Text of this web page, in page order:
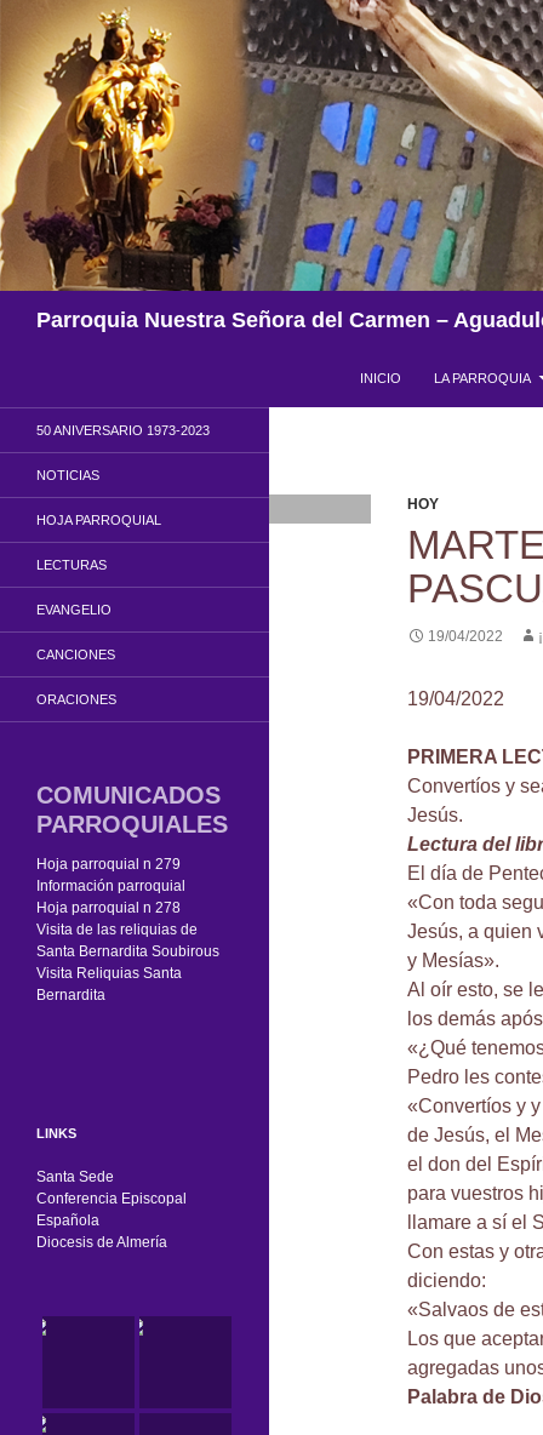
contenido
Parroquia Nuestra Señora del Carmen –
INICIO LA PARROQUIA
HOY
19/04/2022
19/04/2022
PRIMERA
Convertíos y
Jesús.
Lectura del
El día de
«Con toda
Jesús, a quien
y Mesías».
Al oír esto, se
los demás
«¿Qué
Pedro les
«Convertíos y
de Jesús, el
el don del
para vuestros
llamare a sí el
Con estas y
diciendo:
«Salvaos de
Los que
agregadas
Palabra de
50 ANIVERSARIO 1973-2023
NOTICIAS
HOJA PARROQUIAL
LECTURAS
EVANGELIO
CANCIONES
ORACIONES
COMUNICADOS
PARROQUIALES
Hoja parroquial n 279
Información parroquial
Hoja parroquial n 278
Visita de las reliquias de
Santa Bernardita Soubirous
Visita Reliquias Santa
Bernardita
LINKS
Santa Sede
Conferencia Episcopal
Española
Diocesis de Almería